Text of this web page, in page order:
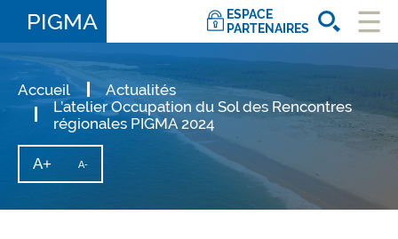
PIGMA
ESPACE
PARTENAIRES
Accueil
Actualités
L’atelier Occupation du Sol des Rencontres
régionales PIGMA 2024
A+ Augmenter
la
du
A-
taille